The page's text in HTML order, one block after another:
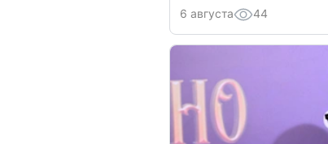
6 августа 44